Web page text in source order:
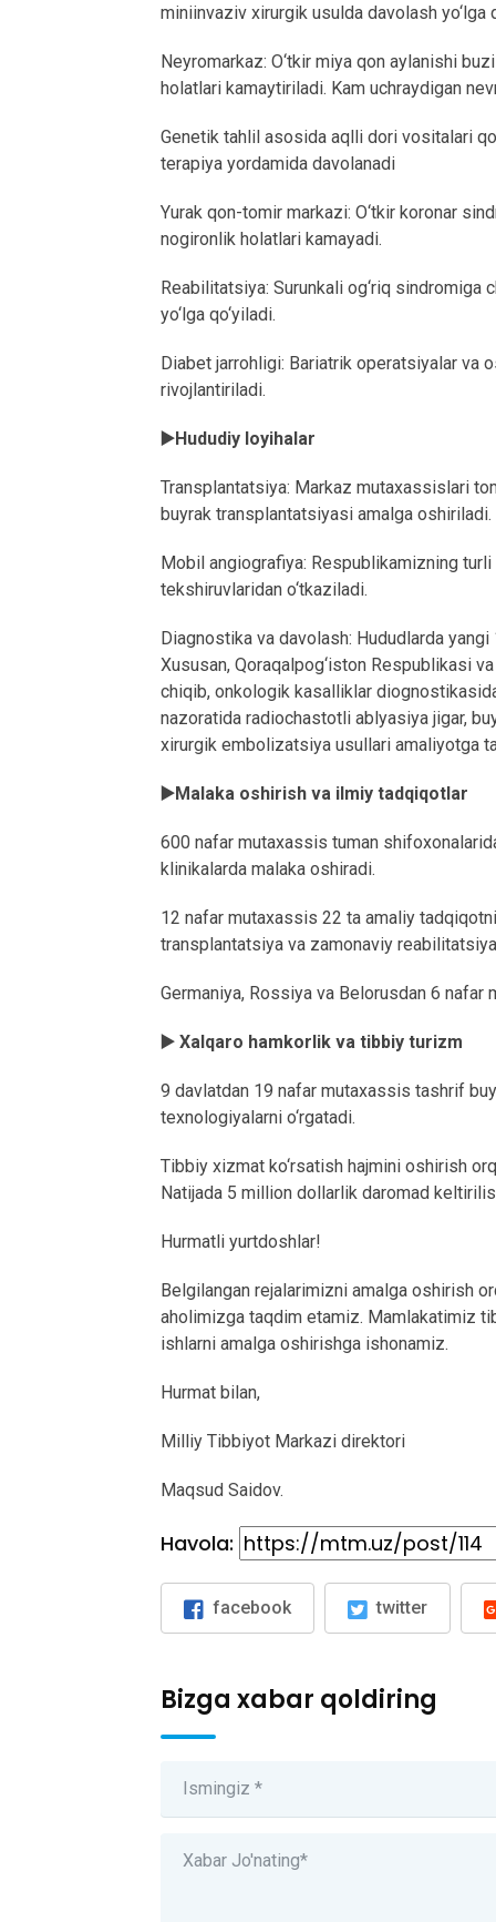
miniinvaziv xirurgik usulda davolash yo‘lga
Neyromarkaz: O‘tkir miya qon aylanishi
holatlari kamaytiriladi. Kam uchraydigan
Genetik tahlil asosida aqlli dori vositalari
terapiya yordamida davolanadi
Yurak qon-tomir markazi: O‘tkir koronar
nogironlik holatlari kamayadi.
Reabilitatsiya: Surunkali og‘riq
yo‘lga qo‘yiladi.
Diabet jarrohligi: Bariatrik operatsiyalar va
rivojlantiriladi.
▶️Hududiy loyihalar
Transplantatsiya: Markaz mutaxassislari
buyrak transplantatsiyasi amalga oshiriladi.
Mobil angiografiya: Respublikamizning
tekshiruvlaridan o‘tkaziladi.
Diagnostika va davolash: Hududlarda
Xususan, Qoraqalpog‘iston Respublikasi
chiqib, onkologik kasalliklar
nazoratida radiochastotli ablyasiya jigar,
xirurgik embolizatsiya usullari amaliyotga
▶️Malaka oshirish va ilmiy tadqiqotlar
600 nafar mutaxassis tuman
klinikalarda malaka oshiradi.
12 nafar mutaxassis 22 ta amaliy
transplantatsiya va zamonaviy
Germaniya, Rossiya va Belorusdan 6
▶️ Xalqaro hamkorlik va tibbiy turizm
9 davlatdan 19 nafar mutaxassis tashrif
texnologiyalarni o‘rgatadi.
Tibbiy xizmat ko‘rsatish hajmini oshirish
Natijada 5 million dollarlik daromad
Hurmatli yurtdoshlar!
Belgilangan rejalarimizni amalga oshirish
aholimizga taqdim etamiz. Mamlakatimiz
ishlarni amalga oshirishga ishonamiz.
Hurmat bilan,
Milliy Tibbiyot Markazi direktori
Maqsud Saidov.
Havola:
facebook twitter
Bizga xabar qoldiring